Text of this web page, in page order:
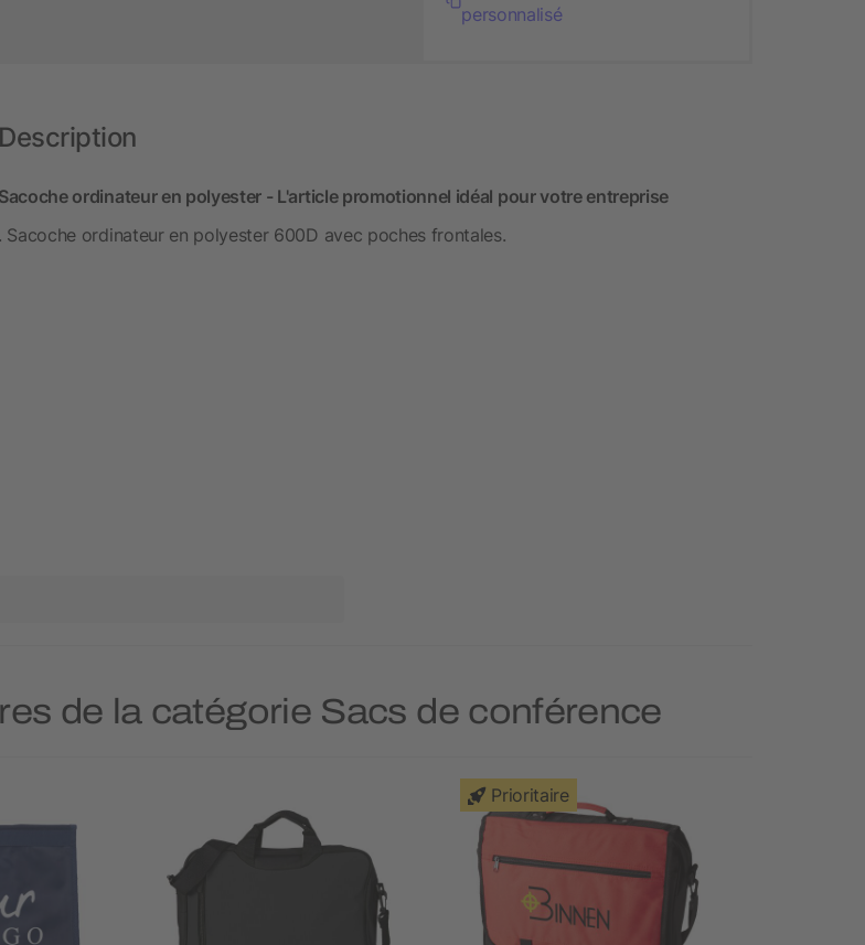
personnalisé
Description
Sacoche ordinateur en polyester - L'article promotionnel idéal pour votre entreprise
. Sacoche ordinateur en polyester 600D avec poches frontales.
de la catégorie Sacs de conférence
Prioritaire